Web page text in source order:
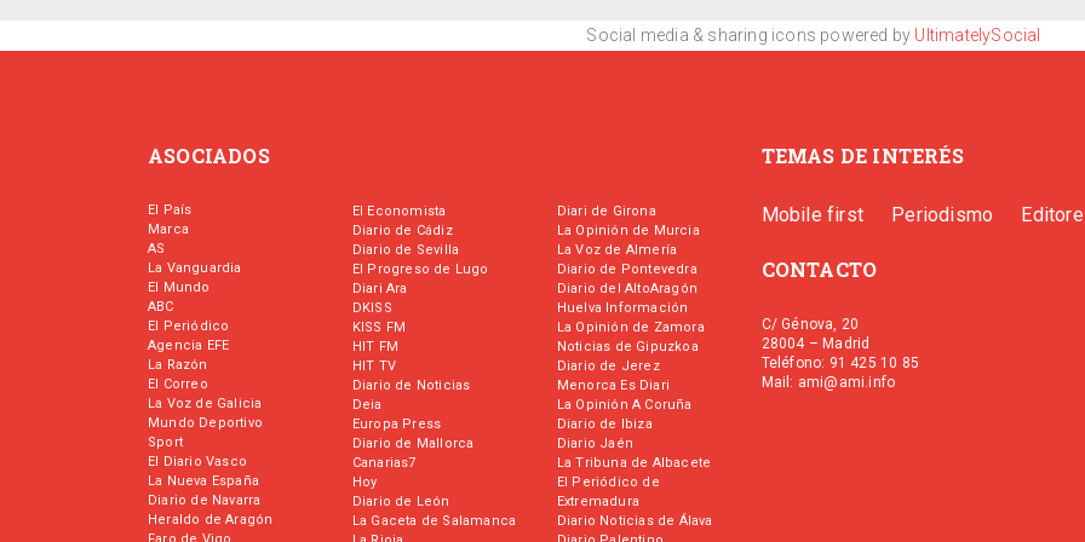
Social media & sharing icons powered by UltimatelySocial
ASOCIADOS
El País
Marca
AS
La Vanguardia
El Mundo
ABC
El Periódico
Agencia EFE
La Razón
El Correo
La Voz de Galicia
Mundo Deportivo
Sport
El Diario Vasco
La Nueva España
Diario de Navarra
Heraldo de Aragón
El Economista
Diario de Cádiz
Diario de Sevilla
El Progreso de Lugo
Diari Ara
DKISS
KISS FM
HIT FM
HIT TV
Diario de Noticias
Deia
Europa Press
Diario de Mallorca
Canarias7
Hoy
Diario de León
La Gaceta de Salamanca
Diari de Girona
La Opinión de Murcia
La Voz de Almería
Diario de Pontevedra
Diario del AltoAragón
Huelva Información
La Opinión de Zamora
Noticias de Gipuzkoa
Diario de Jerez
Menorca Es Diari
La Opinión A Coruña
Diario de Ibiza
Diario Jaén
La Tribuna de Albacete
El Periódico de
Extremadura
Diario Noticias de Álava
TEMAS DE INTERÉS
Mobile first Periodismo
CONTACTO
C/ Génova, 20
28004 – Madrid
Teléfono: 91 425 10 85
Mail: ami@ami.info